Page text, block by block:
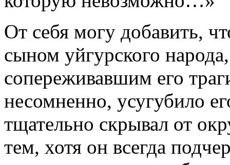
От себя могу добавить,
сыном уйгурского
сопереживавшим его
несомненно, усугубило
тщательно скрывал от
тем, хотя он всегда